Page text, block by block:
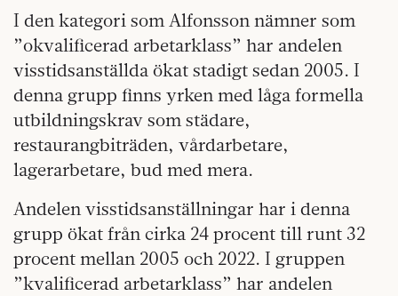
I den kategori som Alfonsson nämner som
”okvalificerad arbetarklass” har andelen
visstidsanställda ökat stadigt sedan 2005. I
denna grupp finns yrken med låga formella
utbildningskrav som städare,
restaurangbiträden, vårdarbetare,
lagerarbetare, bud med mera.
Andelen visstidsanställningar har i denna
grupp ökat från cirka 24 procent till runt 32
procent mellan 2005 och 2022. I gruppen
”kvalificerad arbetarklass” har andelen